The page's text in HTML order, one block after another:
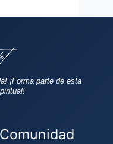
¡Forma parte de esta